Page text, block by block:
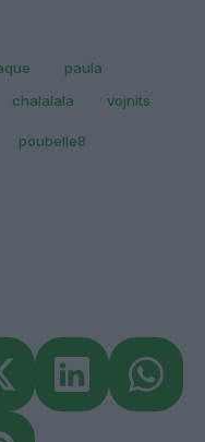
paula
chalalala vojnits
poubelle8